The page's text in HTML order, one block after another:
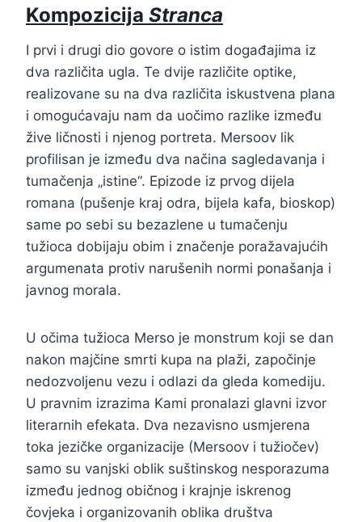
Kompozicija Stranca
I prvi i drugi dio govore o istim događajima iz
dva različita ugla. Te dvije različite optike,
realizovane su na dva različita iskustvena plana
i omogućavaju nam da uočimo razlike između
žive ličnosti i njenog portreta. Mersoov lik
profilisan je između dva načina sagledavanja i
tumačenja „istine“. Epizode iz prvog dijela
romana (pušenje kraj odra, bijela kafa, bioskop)
same po sebi su bezazlene u tumačenju
tužioca dobijaju obim i značenje poražavajućih
argumenata protiv narušenih normi ponašanja i
javnog morala.
U očima tužioca Merso je monstrum koji se dan
nakon majčine smrti kupa na plaži, započinje
nedozvoljenu vezu i odlazi da gleda komediju.
U pravnim izrazima Kami pronalazi glavni izvor
literarnih efekata. Dva nezavisno usmjerena
toka jezičke organizacije (Mersoov i tužiočev)
samo su vanjski oblik suštinskog nesporazuma
između jednog običnog i krajnje iskrenog
čovjeka i organizovanih oblika društva